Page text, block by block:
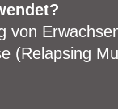
von
(Relapsing